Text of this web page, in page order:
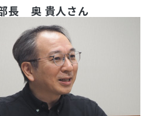
長 奥 貴人さん